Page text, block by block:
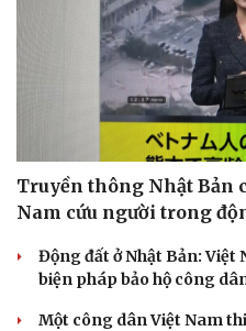
Truyền thông Nhật Bản
Nam cứu người trong
Động đất ở Nhật Bản:
biện pháp bảo hộ công
Một công dân Việt Nam